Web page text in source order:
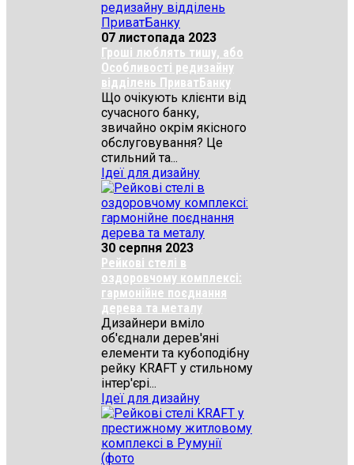
07 листопада 2023
Гроші люблять тишу, або
Особливості редизайну
відділень ПриватБанку
Що очікують клієнти від
сучасного банку,
звичайно окрім якісного
обслуговування? Це
стильний та...
Ідеї для дизайну
30 серпня 2023
Рейкові стелі в
оздоровчому комплексі:
гармонійне поєднання
дерева та металу
Дизайнери вміло
об'єднали дерев'яні
елементи та кубоподібну
рейку KRAFT у стильному
інтер'єрі...
Ідеї для дизайну